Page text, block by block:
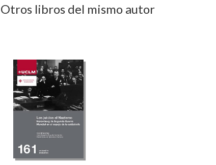
Otros libros del mismo autor